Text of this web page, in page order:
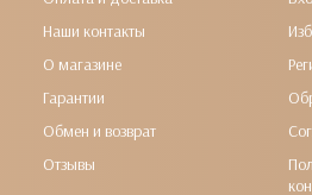
Наши контакты
О магазине
Гарантии
Обмен и возврат
Отзывы